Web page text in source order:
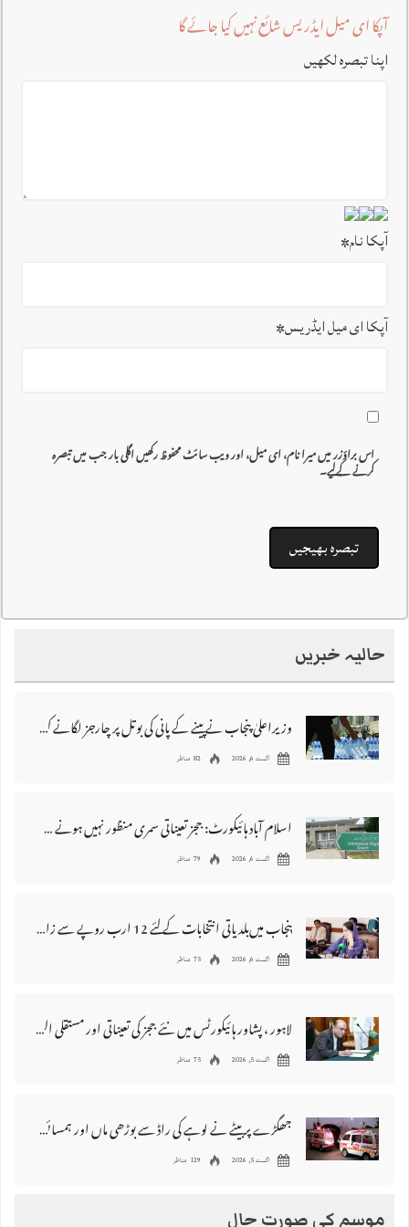
آپکا ای میل ایڈریس شائع نہیں کیا جائے گا
اپنا تبصرہ لکھیں
آپکا نام*
آپکا ای میل ایڈریس*
اس براؤزر میں میرا نام، ای میل، اور ویب سائٹ محفوظ رکھیں اگلی بار جب میں تبصرہ
کرنے کےلیے۔
حالیہ خبریں
وزیراعلیٰ پنجاب نے پینے کے پانی کی بوتل پر چارجز لگانے کی تجویز مستر دکر دی
اگست 6, 2026 82 مناظر
اسلام آباد ہائیکورٹ: ججز تعیناتی سمری منظور نہیں‌ ہونے کے خٌلاف فیصلہ محفوظ
اگست 6, 2026 79 مناظر
پنجاب میں‌بلدیاتی انتخابات کے لئے 12 ارب روپے سے زائد مختص کرنے کی منظوری
اگست 6, 2026 75 مناظر
لاہور ، پشاور ہائیکورٹس میں نئے ججز کی تعیناتی اور مستقلی التواء کا شکار
اگست 5, 2026 75 مناظر
جھگڑے پر بیٹے نے لوہے کی راڈ سے بوڑھی ماں اور ہمسائی کو قتل کردیا
اگست 5, 2026 129 مناظر
موسم کی صورت حال